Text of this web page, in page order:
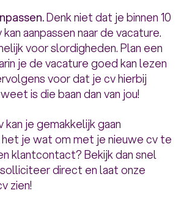
Denk niet dat je binnen 10
aanpassen naar de vacature.
voor slordigheden. Plan een
je de vacature goed kan lezen
voor dat je cv hierbij
is die baan dan van jou!
je gemakkelijk gaan
je wat om met je nieuwe cv te
klantcontact? Bekijk dan snel
direct en laat onze
zien!